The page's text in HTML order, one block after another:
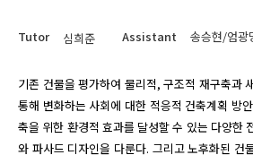
Tutor 심희준 Assistant 송승현/엄광
기존 건물을 평가하여 물리적, 구조적 재구축과
통해 변화하는 사회에 대한 적응적 건축계획 방
축을 위한 환경적 효과를 달성할 수 있는 다양한
와 파사드 디자인을 다룬다. 그리고 노후화된 건